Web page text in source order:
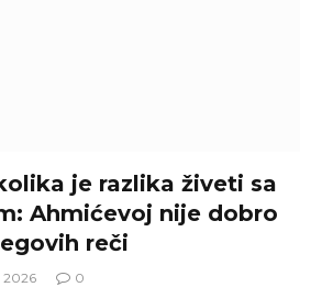
je razlika živeti sa
Ahmićevoj nije dobro
reči
2026 0